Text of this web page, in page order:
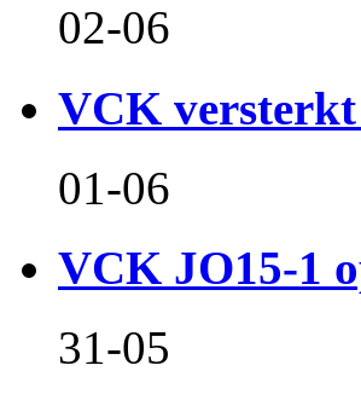
02-06
VCK versterkt
01-06
VCK JO15-1
31-05